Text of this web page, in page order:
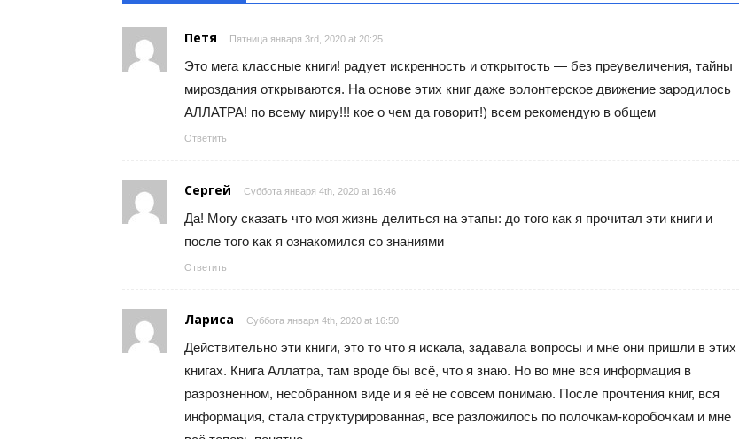
Петя Пятница января 3rd, 2020 at 20:25
Это мега классные книги! радует искренность и открытость — без преувеличения, тайны
мироздания открываются. На основе этих книг даже волонтерское движение зародилось
АЛЛАТРА! по всему миру!!! кое о чем да говорит!) всем рекомендую в общем
Ответить
Сергей Суббота января 4th, 2020 at 16:46
Да! Могу сказать что моя жизнь делиться на этапы: до того как я прочитал эти книги и
после того как я ознакомился со знаниями
Ответить
Лариса Суббота января 4th, 2020 at 16:50
Действительно эти книги, это то что я искала, задавала вопросы и мне они пришли в этих
книгах. Книга Аллатра, там вроде бы всё, что я знаю. Но во мне вся информация в
разрозненном, несобранном виде и я её не совсем понимаю. После прочтения книг, вся
информация, стала структурированная, все разложилось по полочкам-коробочкам и мне